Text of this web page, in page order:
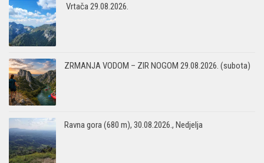
Vrtača 29.08.2026.
ZRMANJA VODOM – ZIR NOGOM 29.08.2026. (subota)
Ravna gora (680 m), 30.08.2026., Nedjelja